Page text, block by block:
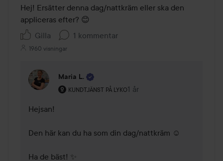
Hej! Ersätter denna dag/nattkräm eller ska den
appliceras efter? 😊
Gilla
1 kommentar
1960 visningar
Maria L.
KUNDTJÄNST PÅ LYKO
Användarens roll: Kundtjänst på Lyko.
1 år
Kommentaren lades 1 år
Hejsan!
Den här kan du ha som din dag/nattkräm ☺️
Ha de bäst! ✨